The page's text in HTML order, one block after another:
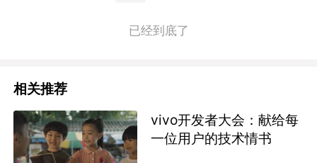
已经到底了
相关推荐
vivo开发者大会：献给每
一位用户的技术情书